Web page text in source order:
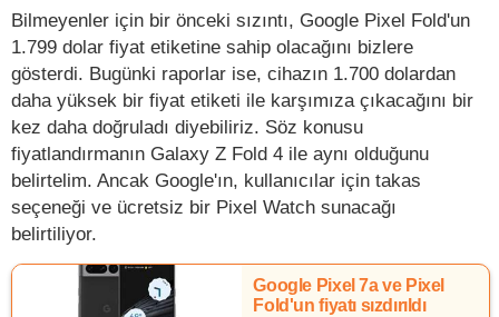
Bilmeyenler için bir önceki sızıntı, Google Pixel Fold'un
1.799 dolar fiyat etiketine sahip olacağını bizlere
gösterdi. Bugünki raporlar ise, cihazın 1.700 dolardan
daha yüksek bir fiyat etiketi ile karşımıza çıkacağını bir
kez daha doğruladı diyebiliriz. Söz konusu
fiyatlandırmanın Galaxy Z Fold 4 ile aynı olduğunu
belirtelim. Ancak Google'ın, kullanıcılar için takas
seçeneği ve ücretsiz bir Pixel Watch sunacağı
belirtiliyor.
Google Pixel 7a ve Pixel
Fold'un fiyatı sızdırıldı